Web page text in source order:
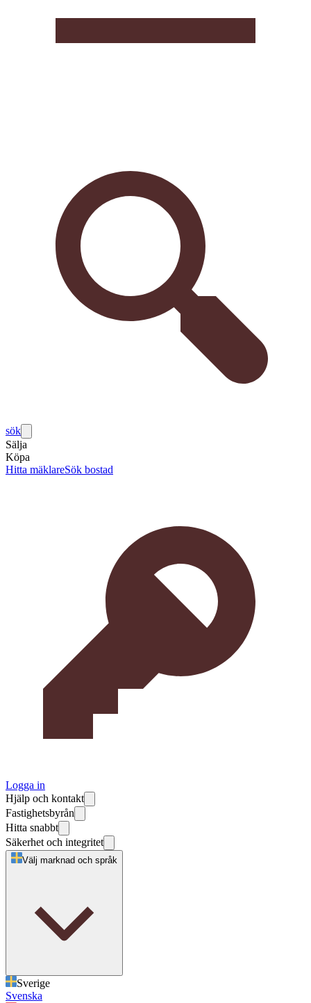
sök
Sälja
Köpa
Hitta mäklareSök bostad
Logga in
Hjälp och kontakt
Fastighetsbyrån
Hitta snabbt
Säkerhet och integritet
Välj marknad och språk
Sverige
Svenska